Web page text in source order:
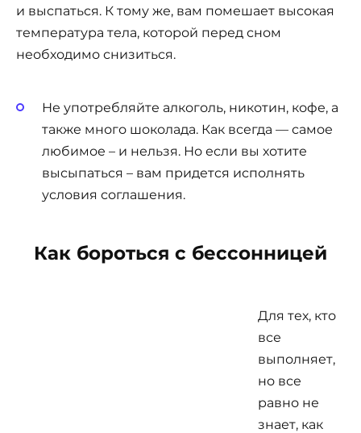
и выспаться. К тому же, вам помешает высокая
температура тела, которой перед сном
необходимо снизиться.
Не употребляйте алкоголь, никотин, кофе, а
также много шоколада. Как всегда — самое
любимое – и нельзя. Но если вы хотите
высыпаться – вам придется исполнять
условия соглашения.
Как бороться с бессонницей
Для тех, кто
все
выполняет,
но все
равно не
знает, как